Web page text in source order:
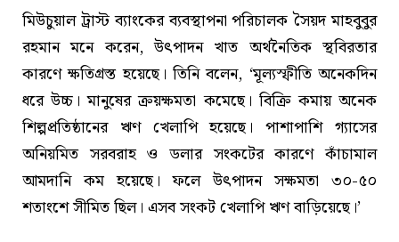
মিউচুয়াল ট্রাস্ট ব্যাংকের ব্যবস্থাপনা পরিচালক সৈয়দ মাহবুবুর
রহমান মনে করেন, উৎপাদন খাত অর্থনৈতিক স্থবিরতার
কারণে ক্ষতিগ্রস্ত হয়েছে। তিনি বলেন, ‘মূল্যস্ফীতি অনেকদিন
ধরে উচ্চ। মানুষের ক্রয়ক্ষমতা কমেছে। বিক্রি কমায় অনেক
শিল্পপ্রতিষ্ঠানের ঋণ খেলাপি হয়েছে। পাশাপাশি গ্যাসের
অনিয়মিত সরবরাহ ও ডলার সংকটের কারণে কাঁচামাল
আমদানি কম হয়েছে। ফলে উৎপাদন সক্ষমতা ৩০-৫০
শতাংশে সীমিত ছিল। এসব সংকট খেলাপি ঋণ বাড়িয়েছে।’